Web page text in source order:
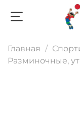
Главная
Разминочные,